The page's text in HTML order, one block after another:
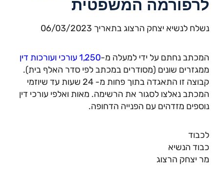
לרפורמה המשפטית
נשלח לנשיא יצחק הרצוג בתאריך 06/03/2023
המכתב נחתם על ידי למעלה מ-1,250 עורכי ועורכות דין
ממגזרים שונים (מסודרים במכתב לפי סדר האלף בית).
קבוצה זו התאגדה בתוך פחות מ- 24 שעות עד שיוזמי
המכתב נאלצו לסגור את הרשימה. מאות ואלפי עורכי דין
נוספים מזדהים עם הפנייה הדחופה.
לכבוד
כבוד הנשיא
מר יצחק הרצוג